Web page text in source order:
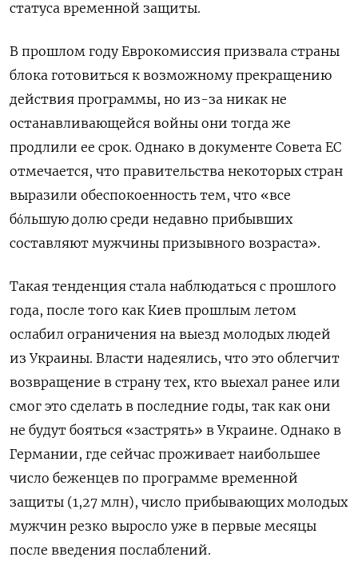
статуса временной защиты.
В прошлом году Еврокомиссия призвала страны
блока готовиться к возможному прекращению
действия программы, но из-за никак не
останавливающейся войны они тогда же
продлили ее срок. Однако в документе Совета ЕС
отмечается, что правительства некоторых стран
выразили обеспокоенность тем, что «все
бόльшую долю среди недавно прибывших
составляют мужчины призывного возраста».
Такая тенденция стала наблюдаться с прошлого
года, после того как Киев прошлым летом
ослабил ограничения на выезд молодых людей
из Украины. Власти надеялись, что это облегчит
возвращение в страну тех, кто выехал ранее или
смог это сделать в последние годы, так как они
не будут бояться «застрять» в Украине. Однако в
Германии, где сейчас проживает наибольшее
число беженцев по программе временной
защиты (1,27 млн), число прибывающих молодых
мужчин резко выросло уже в первые месяцы
после введения послаблений.